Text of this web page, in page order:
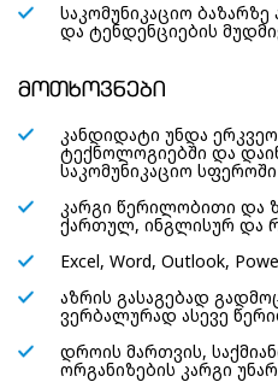
საკომუნიკაციო
და ტენდენციების
მოთხოვნები
კანდიდატი უნდა
ტექნოლოგიებში და
საკომუნიკაციო
კარგი წერილობითი და
ქართულ, ინგლისურ და
Excel, Word, Outlook,
აზრის გასაგებად
ვერბალურად ასევე
დროის მართვის,
ორგანიზების კარგი